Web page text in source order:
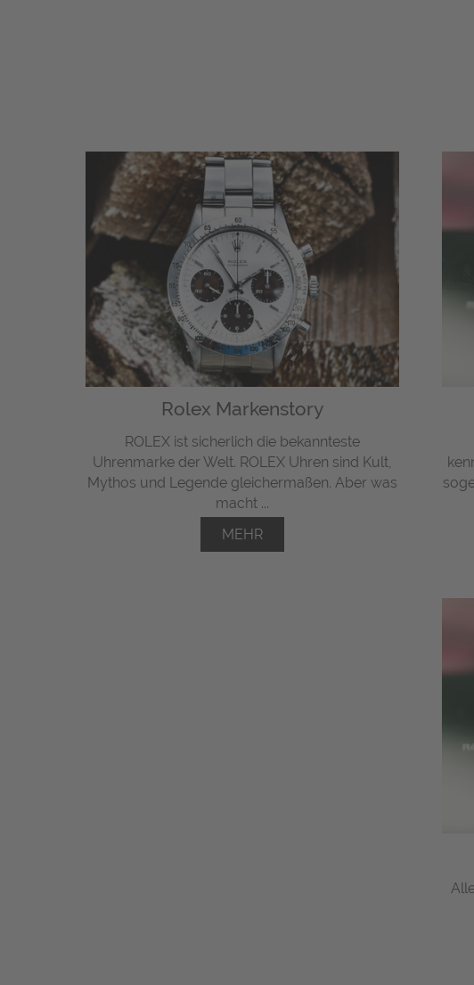
Rolex Markenstory
ROLEX ist sicherlich die bekannteste
Uhrenmarke der Welt. ROLEX Uhren sind Kult,
Mythos und Legende gleichermaßen. Aber was
macht ...
MEHR